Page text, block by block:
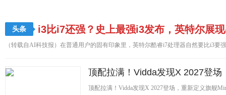
头条 i3比i7还强？史上最强i3发布，英特尔展
（转载自AI科技报）在普通用户的固有印象里，英特尔酷睿i7处理器自然要比i3要
顶配拉满！Vidda发现X 2027登场
顶配拉满！Vidda发现X 2027登场，重新定义旗舰